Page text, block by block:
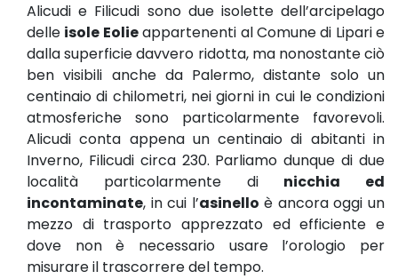
Alicudi e Filicudi sono due isolette dell’arcipelago
delle isole Eolieappartenenti al Comune di Lipari e
dalla superficie davvero ridotta, ma nonostante ciò
ben visibili anche da Palermo, distante solo un
centinaio di chilometri, nei giorni in cui le condizioni
atmosferiche sono particolarmente favorevoli.
Alicudi conta appena un centinaio di abitanti in
Inverno, Filicudi circa 230. Parliamo dunque di due
località particolarmente di nicchia ed
incontaminate, in cui l’asinello è ancora oggi un
mezzo di trasporto apprezzato ed efficiente e
dove non è necessario usare l’orologio per
misurare il trascorrere del tempo.